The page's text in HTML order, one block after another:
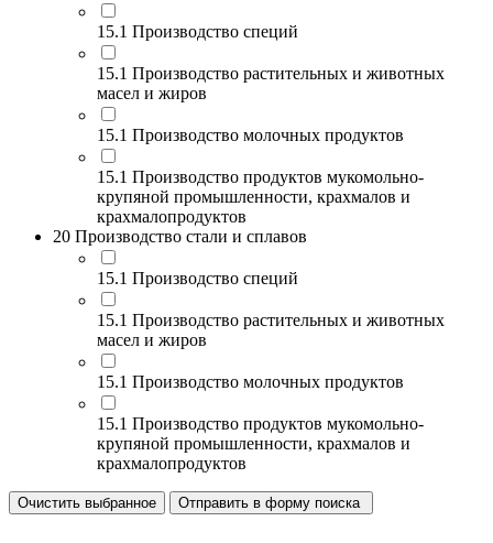
15.1 Производство специй
15.1 Производство растительных и животных
масел и жиров
15.1 Производство молочных продуктов
15.1 Производство продуктов мукомольно-
крупяной промышленности, крахмалов и
крахмалопродуктов
20 Производство стали и сплавов
15.1 Производство специй
15.1 Производство растительных и животных
масел и жиров
15.1 Производство молочных продуктов
15.1 Производство продуктов мукомольно-
крупяной промышленности, крахмалов и
крахмалопродуктов